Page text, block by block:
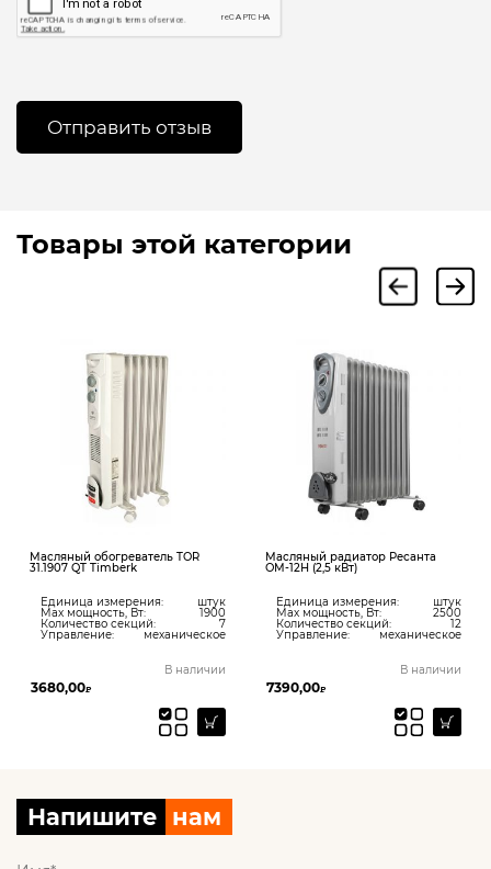
Товары этой категории
Масляный обогреватель TOR
31.1907 QT Timberk
Единица измерения: штук
Max мощность, Вт: 1900
Количество секций: 7
Управление: механическое
В наличии
3680,00₽
Масляный радиатор Ресанта
ОМ-12Н (2,5 кВт)
Единица измерения: штук
Max мощность, Вт: 2500
Количество секций: 12
Управление: механическое
В наличии
7390,00₽
Напишите нам